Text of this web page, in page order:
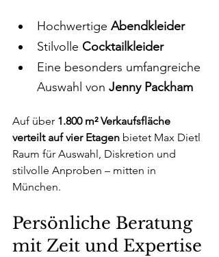
Hochwertige Abendkleider
Stilvolle Cocktailkleider
Eine besonders umfangreiche
Auswahl von Jenny Packham
Auf über 1.800 m² Verkaufsfläche
verteilt auf vier Etagen bietet Max Dietl
Raum für Auswahl, Diskretion und
stilvolle Anproben – mitten in
München.
Persönliche Beratung
mit Zeit und Expertise